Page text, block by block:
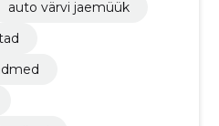
auto värvi jaemüük